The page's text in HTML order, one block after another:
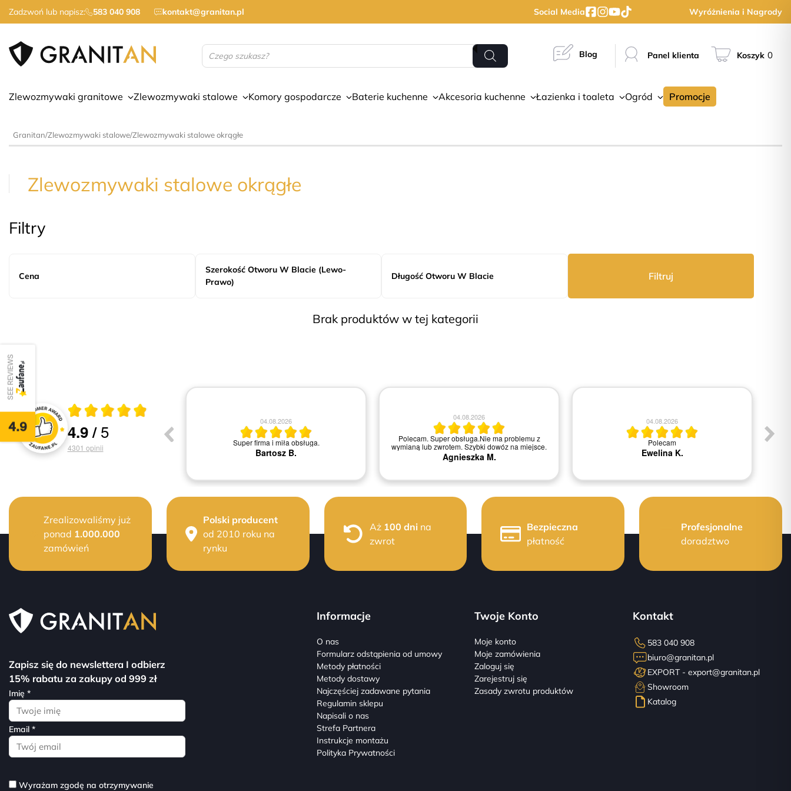
SEE REVIEWS
4.9
Zadzwoń lub napisz: 583 040 908 kontakt@granitan.pl Social Media Wyróżnienia i Nagrody
Wyszukiwarka
produktów Blog Panel klienta Koszyk 0
Zlewozmywaki granitowe Zlewozmywaki stalowe Komory gospodarcze Baterie kuchenne Akcesoria kuchenne Łazienka i toaleta Ogród Promocje
Granitan/Zlewozmywaki stalowe/Zlewozmywaki stalowe okrągłe
Zlewozmywaki stalowe okrągłe
Filtry
Cena
Szerokość Otworu W Blacie (Lewo-
Prawo)
Długość Otworu W Blacie Filtruj
Brak produktów w tej kategorii
Oceny i recenzje klientów
Średnia ocena 4.9 z 5
4.9/5
4301 opinii
04.08.2026
Jestem bardzo zadowolona z Waszej szybkiej
obsługi dziękuję
04.08.2026
Super firma i miła obsługa.
Bartosz B.
04.08.2026
Polecam. Super obsługa.Nie ma problemu z
wymianą lub zwrotem. Szybki dowóz na miejsce.
Agnieszka M.
04.08.2026
Polecam
Ewelina K.
Zrealizowaliśmy już
ponad 1.000.000
zamówień
Polski producent
od 2010 roku na
rynku
Aż 100 dni na
zwrot
Bezpieczna
płatność
Profesjonalne
doradztwo
Zapisz się do newslettera I odbierz
15% rabatu za zakupy od 999 zł
Imię *
Email *
Wyrażam zgodę na otrzymywanie
Informacje
O nas
Formularz odstąpienia od umowy
Metody płatności
Metody dostawy
Najczęściej zadawane pytania
Regulamin sklepu
Napisali o nas
Strefa Partnera
Instrukcje montażu
Polityka Prywatności
Twoje Konto
Moje konto
Moje zamówienia
Zaloguj się
Zarejestruj się
Zasady zwrotu produktów
Kontakt
583 040 908
biuro@granitan.pl
EXPORT -export@granitan.pl
Showroom
Katalog